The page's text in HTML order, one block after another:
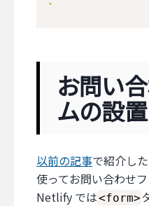
`
お問い
ムの設置
以前の記事で紹介し
使ってお問い合わせ
Netlify では<form>